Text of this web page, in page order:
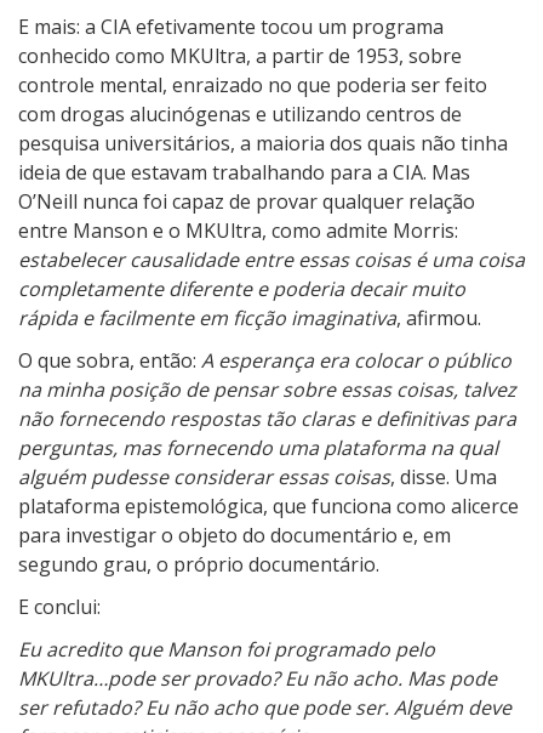
E mais: a CIA efetivamente tocou um programa
conhecido como MKUltra, a partir de 1953, sobre
controle mental, enraizado no que poderia ser feito
com drogas alucinógenas e utilizando centros de
pesquisa universitários, a maioria dos quais não tinha
ideia de que estavam trabalhando para a CIA. Mas
O’Neill nunca foi capaz de provar qualquer relação
entre Manson e o MKUltra, como admite Morris:
estabelecer causalidade entre essas coisas é uma coisa
completamente diferente e poderia decair muito
rápida e facilmente em ficção imaginativa, afirmou.
O que sobra, então: A esperança era colocar o público
na minha posição de pensar sobre essas coisas, talvez
não fornecendo respostas tão claras e definitivas para
perguntas, mas fornecendo uma plataforma na qual
alguém pudesse considerar essas coisas, disse. Uma
plataforma epistemológica, que funciona como alicerce
para investigar o objeto do documentário e, em
segundo grau, o próprio documentário.
E conclui:
Eu acredito que Manson foi programado pelo
MKUltra…pode ser provado? Eu não acho. Mas pode
ser refutado? Eu não acho que pode ser. Alguém deve